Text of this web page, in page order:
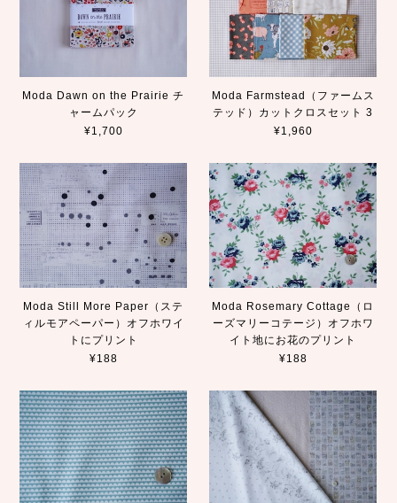
Moda Dawn on the Prairie チ
ャームパック
¥1,700
Moda Farmstead（ファームス
テッド）カットクロスセット 3
¥1,960
Moda Still More Paper（ステ
ィルモアペーパー）オフホワイ
トにプリント
¥188
Moda Rosemary Cottage（ロ
ーズマリーコテージ）オフホワ
イト地にお花のプリント
¥188